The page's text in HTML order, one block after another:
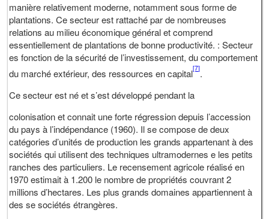
manière relativement moderne, notamment sous forme de
plantations. Ce secteur est rattaché par de nombreuses
relations au milieu économique général et comprend
essentiellement de plantations de bonne productivité. : Secteur
es fonction de la sécurité de l’investissement, du comportement
du marché extérieur, des ressources en capital[7].
Ce secteur est né et s’est développé pendant la
colonisation et connait une forte régression depuis l’accession
du pays à l’indépendance (1960). Il se compose de deux
catégories d’unités de production les grands appartenant à des
sociétés qui utilisent des techniques ultramodernes e les petits
ranches des particuliers. Le recensement agricole réalisé en
1970 estimait à 1.200 le nombre de propriétés couvrant 2
millions d’hectares. Les plus grands domaines appartiennent à
des se sociétés étrangères.